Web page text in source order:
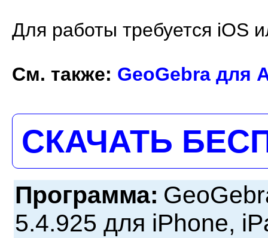
Для работы требуется iOS
См. также: GeoGebra для
СКАЧАТЬ
Программа:
5.4.925 для iPhone,